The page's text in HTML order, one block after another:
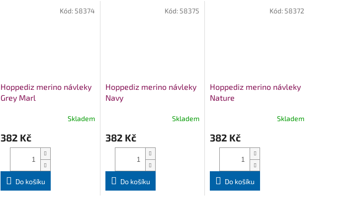
Hoppediz merino návleky
Grey Marl
Skladem
382 Kč
Do košíku
Kód: 58374
Hoppediz merino návleky
Navy
Skladem
382 Kč
Do košíku
Kód: 58375
Hoppediz merino návleky
Nature
Skladem
382 Kč
Do košíku
Kód: 58372